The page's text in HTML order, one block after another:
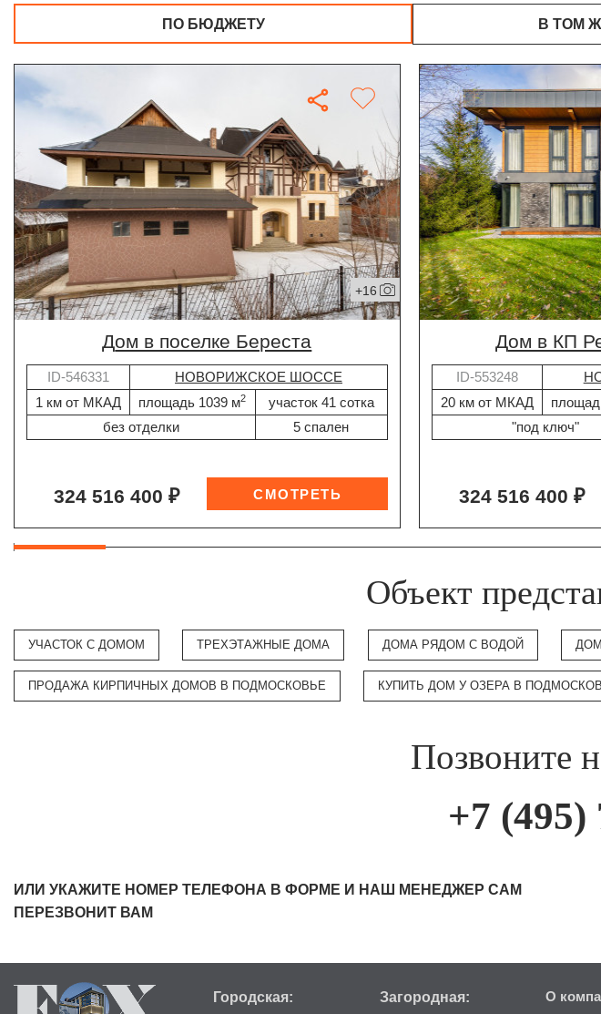
ПО БЮДЖЕТУ В ТОМ
+16
дом в поселке Береста
ID-546331
НОВОРИЖСКОЕ ШОССЕ
1 км от МКАД
площадь 1039 м2
участок 41 сотка
без отделки
5 спален
324 516 400 ₽
дом в КП
ID-553248
20 км от МКАД
"под ключ"
324 516 400 ₽
Объект
УЧАСТОК С ДОМОМ ТРЕХЭТАЖНЫЕ ДОМА ДОМА РЯДОМ С ВОДОЙ
ПРОДАЖА КИРПИЧНЫХ ДОМОВ В ПОДМОСКОВЬЕ КУПИТЬ ДОМ У ОЗЕРА В
Позвоните
+7 (495)
ИЛИ УКАЖИТЕ НОМЕР ТЕЛЕФОНА В ФОРМЕ И НАШ МЕНЕДЖЕР САМ
ПЕРЕЗВОНИТ ВАМ
Городская: Загородная: О